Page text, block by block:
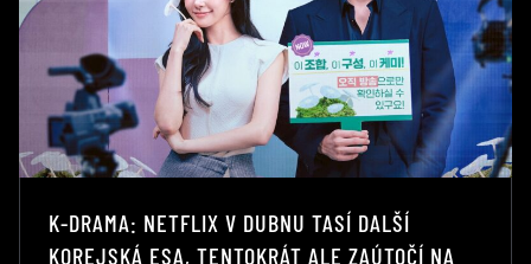
K-DRAMA: NETFLIX V DUBNU TASÍ DALŠÍ
KOREJSKÁ ESA, TENTOKRÁT ALE ZAÚTOČÍ NA